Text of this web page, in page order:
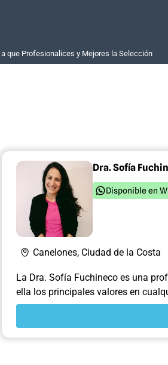
que Profesionalices y Mejores la Selección
Dra. Sofía
Disponible en
Canelones, Ciudad de la Costa
La Dra. Sofía Fuchineco es una
ella los principales valores en